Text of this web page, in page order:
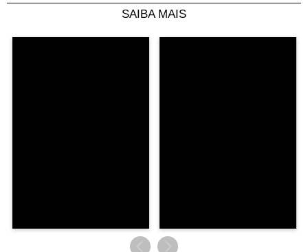
SAIBA MAIS